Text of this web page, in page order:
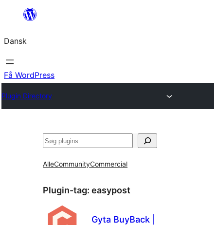
Spring
indhold
Dansk
Få WordPress
Plugin Directory
Søg
AlleCommunityCommercial
Plugin-tag: easypost
Gyta BuyBack |